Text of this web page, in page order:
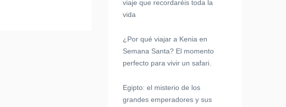
viaje que recordaréis toda la
vida
¿Por qué viajar a Kenia en
Semana Santa? El momento
perfecto para vivir un safari.
Egipto: el misterio de los
grandes emperadores y sus